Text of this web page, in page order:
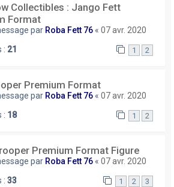
Collectibles : Jango Fett
Format
par Roba Fett 76 « 07 avr. 2020
: 21 1 2
Premium Format
par Roba Fett 76 « 07 avr. 2020
: 18 1 2
Premium Format Figure
par Roba Fett 76 « 07 avr. 2020
: 33 1 2 3